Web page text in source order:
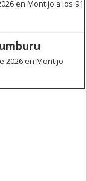
en Montijo a los 91
2026 en Montijo